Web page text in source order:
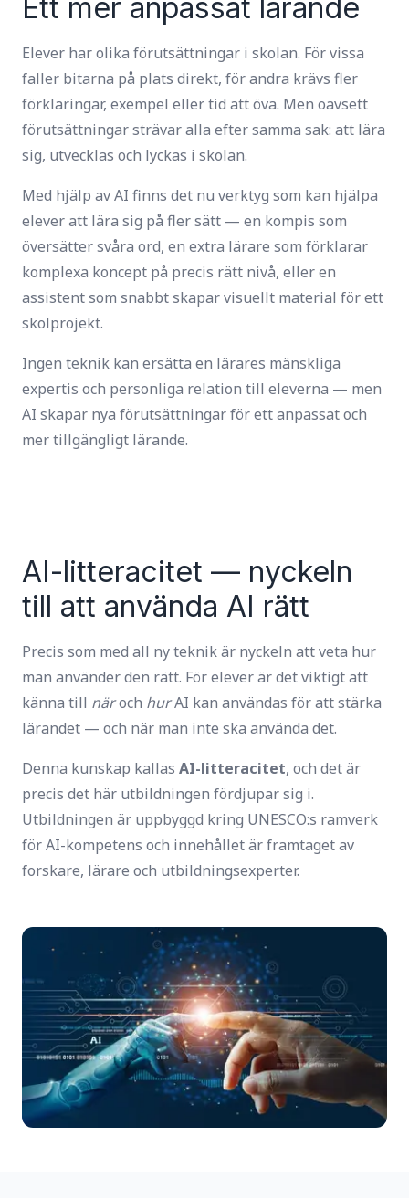
Ett mer anpassat lärande
Elever har olika förutsättningar i skolan. För vissa
faller bitarna på plats direkt, för andra krävs fler
förklaringar, exempel eller tid att öva. Men oavsett
förutsättningar strävar alla efter samma sak: att lära
sig, utvecklas och lyckas i skolan.
Med hjälp av AI finns det nu verktyg som kan hjälpa
elever att lära sig på fler sätt — en kompis som
översätter svåra ord, en extra lärare som förklarar
komplexa koncept på precis rätt nivå, eller en
assistent som snabbt skapar visuellt material för ett
skolprojekt.
Ingen teknik kan ersätta en lärares mänskliga
expertis och personliga relation till eleverna — men
AI skapar nya förutsättningar för ett anpassat och
mer tillgängligt lärande.
AI-litteracitet — nyckeln
till att använda AI rätt
Precis som med all ny teknik är nyckeln att veta hur
man använder den rätt. För elever är det viktigt att
känna till näroch hurAI kan användas för att stärka
lärandet — och när man inte ska använda det.
Denna kunskap kallas AI-litteracitet, och det är
precis det här utbildningen fördjupar sig i.
Utbildningen är uppbyggd kring UNESCO:s ramverk
för AI-kompetens och innehållet är framtaget av
forskare, lärare och utbildningsexperter.